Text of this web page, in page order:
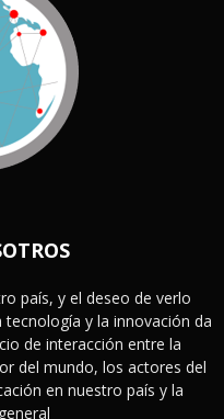
país, y el deseo de verlo
tecnología y la innovación da
de interacción entre la
del mundo, los actores del
en nuestro país y la